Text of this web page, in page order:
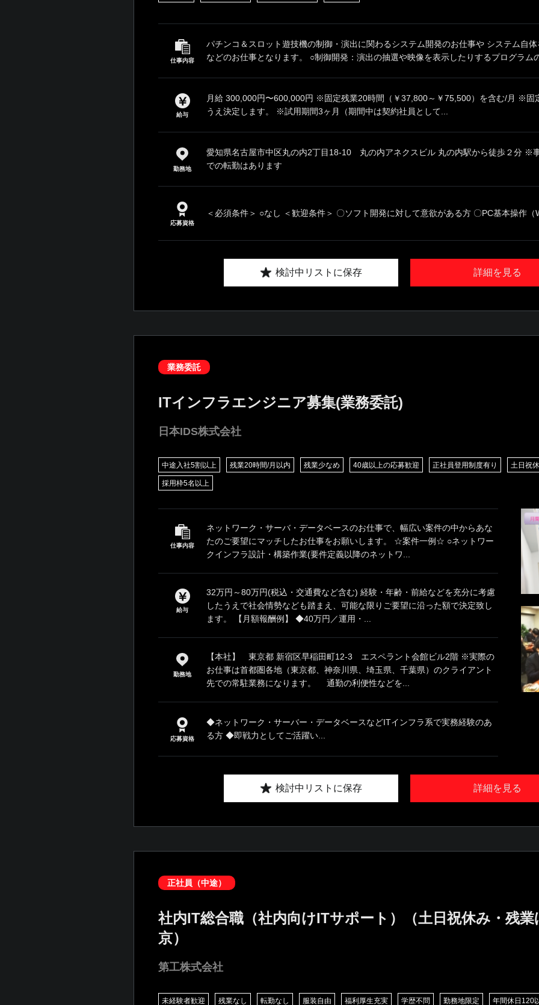
仕事内容
パチンコ＆スロット遊技機の制御・演出に関わるシステム開発のお仕事や システム自
などのお仕事となります。 ○制御開発：演出の抽選や映像を表示したりするプログラム
給与
月給 300,000円〜600,000円 ※固定残業20時間（￥37,800～￥75,500）を含む/月 ※固
うえ決定します。 ※試用期間3ヶ月（期間中は契約社員として...
勤務地
愛知県名古屋市中区丸の内2丁目18-10 丸の内アネクスビル 丸の内駅から徒歩２分 ※
での転勤はあります
応募資格
＜必須条件＞ ○なし ＜歓迎条件＞ 〇ソフト開発に対して意欲がある方 〇PC基本操作（
詳細を見る
検討中リストに保存
業務委託
ITインフラエンジニア募集(業務委託)
日本IDS株式会社
中途入社5割以上 残業20時間/月以内 残業少なめ 40歳以上の応募歓迎 正社員登用制度有り 土日祝
採用枠5名以上
仕事内容
ネットワーク・サーバ・データベースのお仕事で、幅広い案件の中からあな
たのご要望にマッチしたお仕事をお願いします。 ☆案件一例☆ ○ネットワー
クインフラ設計・構築作業(要件定義以降のネットワ...
給与
32万円～80万円(税込・交通費など含む) 経験・年齢・前給などを充分に考慮
したうえで社会情勢なども踏まえ、可能な限りご要望に沿った額で決定致し
ます。 【月額報酬例】 ◆40万円／運用・...
勤務地
【本社】 東京都 新宿区早稲田町12-3 エスペラント会館ビル2階 ※実際の
お仕事は首都圏各地（東京都、神奈川県、埼玉県、千葉県）のクライアント
先での常駐業務になります。 通勤の利便性などを...
応募資格
◆ネットワーク・サーバー・データベースなどITインフラ系で実務経験のあ
る方 ◆即戦力としてご活躍い...
詳細を見る
検討中リストに保存
正社員（中途）
社内IT総合職（社内向けITサポート）（土日祝休み・残
京）
第工株式会社
未経験者歓迎 残業なし 転勤なし 服装自由 福利厚生充実 学歴不問 勤務地限定 年間休日120